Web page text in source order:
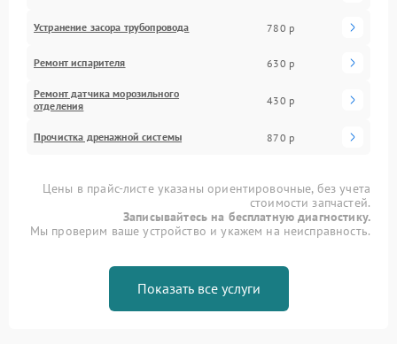
Устранение засора трубопровода 780 р
Ремонт испарителя 630 р
Ремонт датчика морозильного
отделения
430 р
Прочистка дренажной системы 870 р
Цены в прайс-листе указаны ориентировочные, без учета
стоимости запчастей.
Записывайтесь на бесплатную диагностику.
Мы проверим ваше устройство и укажем на неисправность.
Показать все услуги